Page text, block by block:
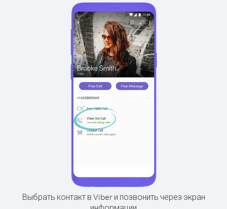
Выбрать контакт в Viber и позвонить через экран